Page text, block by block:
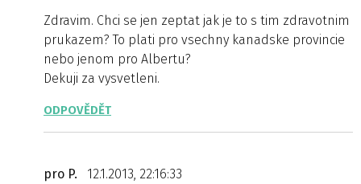
Zdravim. Chci se jen zeptat jak je to s tim zdravotnim
prukazem? To plati pro vsechny kanadske provincie
nebo jenom pro Albertu?
Dekuji za vysvetleni.
ODPOVĚDĚT
pro P.
12.1.2013, 22:16:33